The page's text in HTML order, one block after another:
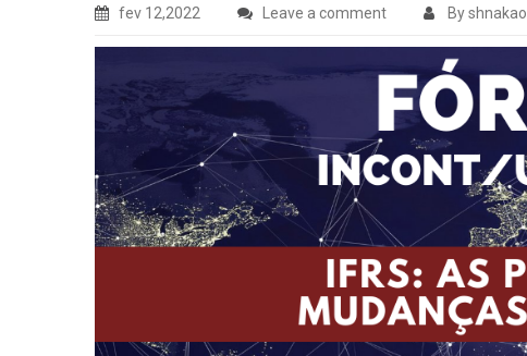
fev 12,2022 Leave a comment By shnakao